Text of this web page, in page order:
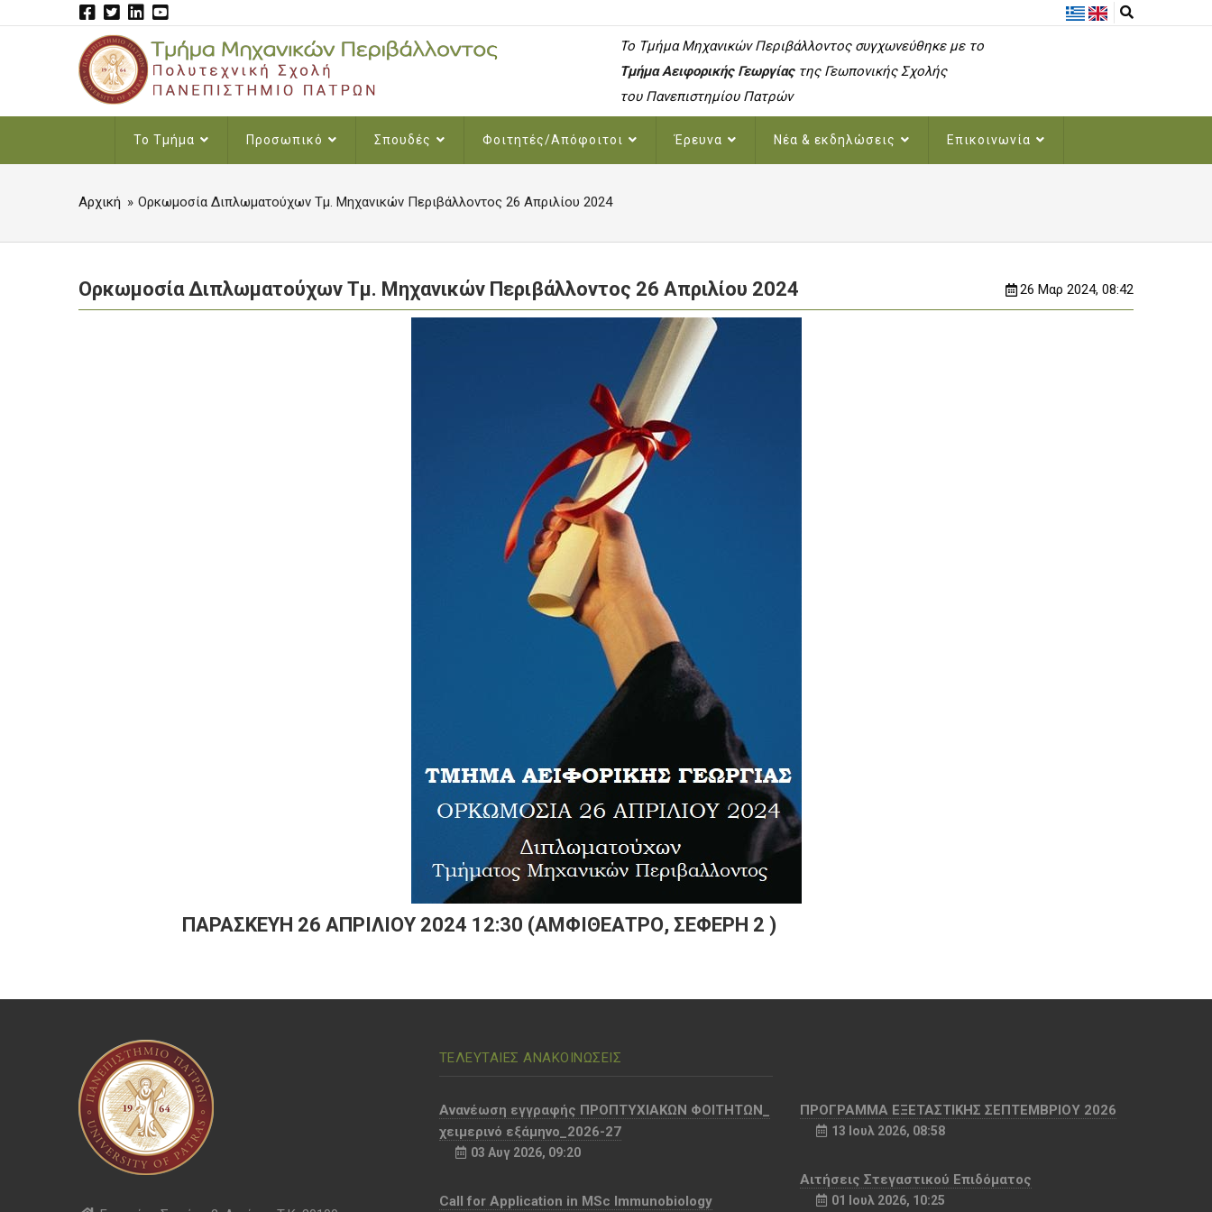
To Τμήμα Μηχανικών Περιβάλλοντος συγχωνεύθηκε με το
Τμήμα Αειφορικής Γεωργίαςτης Γεωπονικής Σχολής
του Πανεπιστημίου Πατρών
MAIN
NAVIGATION
Το Τμήμα Προσωπικό Σπουδές Φοιτητές/Απόφοιτοι Έρευνα Νέα & εκδηλώσεις Επικοινωνία
BREADCRUMB
Αρχική Ορκωμοσία Διπλωματούχων Τμ. Μηχανικών Περιβάλλοντος 26 Απριλίου 2024
Ορκωμοσία Διπλωματούχων Τμ. Μηχανικών Περιβάλλοντος 26 Απριλίου 2024 26 Μαρ 2024, 08:42
ΠΑΡΑΣΚΕΥΗ 26 ΑΠΡΙΛΙΟΥ 2024 12:30 (ΑΜΦΙΘΕΑΤΡΟ, ΣΕΦΕΡΗ 2 )
ΤΕΛΕΥΤΑΙΕΣ ΑΝΑΚΟΙΝΩΣΕΙΣ
Aνανέωση εγγραφής ΠΡΟΠΤΥΧΙΑΚΩΝ ΦΟΙΤΗΤΩΝ_
χειμερινό εξάμηνο_2026-27
03 Αυγ 2026, 09:20
Call for Application in MSc Immunobiology
ΠΡΟΓΡΑΜΜΑ ΕΞΕΤΑΣΤΙΚΗΣ ΣΕΠΤΕΜΒΡΙΟΥ 2026
13 Ιουλ 2026, 08:58
Αιτήσεις Στεγαστικού Επιδόματος
01 Ιουλ 2026, 10:25